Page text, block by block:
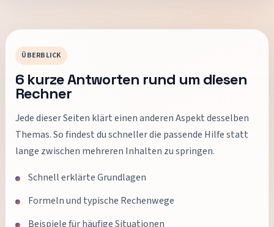
ÜBERBLICK
6 kurze Antworten rund um diesen
Rechner
Jede dieser Seiten klärt einen anderen Aspekt desselben
Themas. So findest du schneller die passende Hilfe statt
lange zwischen mehreren Inhalten zu springen.
Schnell erklärte Grundlagen
Formeln und typische Rechenwege
Beispiele für häufige Situationen